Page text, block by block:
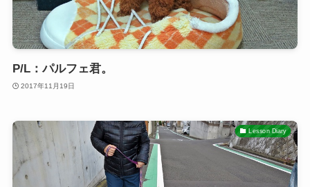
P/L：パルフェ君。
2017年11月19日
Lesson Diary